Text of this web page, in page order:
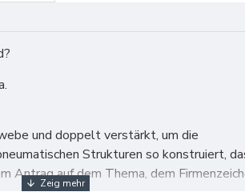
und doppelt verstärkt, um die
Strukturen so konstruiert,
Antrag auf dem Thema, dem